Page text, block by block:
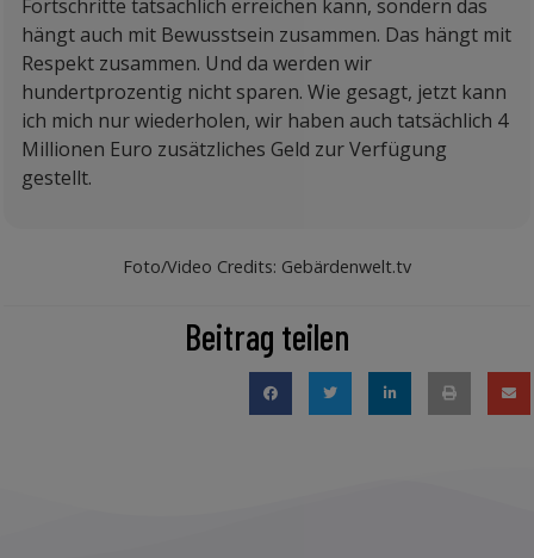
Fortschritte tatsächlich erreichen kann, sondern das
hängt auch mit Bewusstsein zusammen. Das hängt mit
Respekt zusammen. Und da werden wir
hundertprozentig nicht sparen. Wie gesagt, jetzt kann
ich mich nur wiederholen, wir haben auch tatsächlich 4
Millionen Euro zusätzliches Geld zur Verfügung
gestellt.
Foto/Video Credits: Gebärdenwelt.tv
Beitrag teilen